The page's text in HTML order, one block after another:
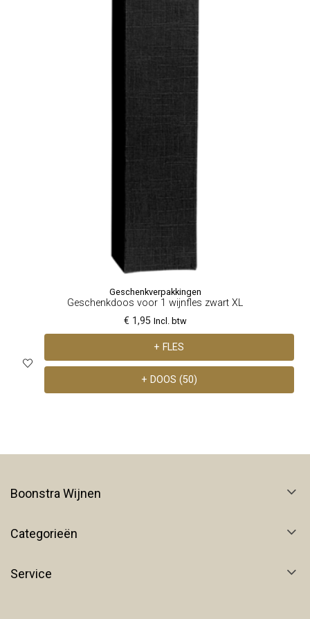
Geschenkverpakkingen
Geschenkdoos voor 1 wijnfles zwart XL
€ 1,95 Incl. btw
+ FLES
+ DOOS (50)
Boonstra Wijnen
Categorieën
Service